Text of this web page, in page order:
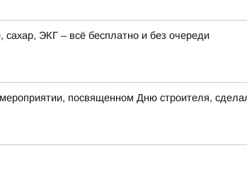
ЭКГ – всё бесплатно и без очереди
посвященном Дню строителя,